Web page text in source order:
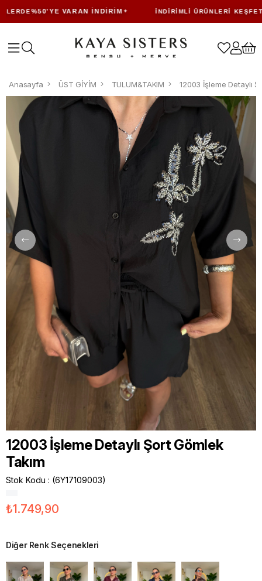
%50'YE VARAN İNDIRIM İNDIRIMLI ÜRÜNLERI KEŞFET
Anasayfa ÜST GİYİM TULUM&TAKIM 12003 İşleme Detaylı
12003 İşleme Detaylı Şort Gömlek
Takım
Stok Kodu (6Y17109003)
₺1.749,90
Diğer Renk Seçenekleri